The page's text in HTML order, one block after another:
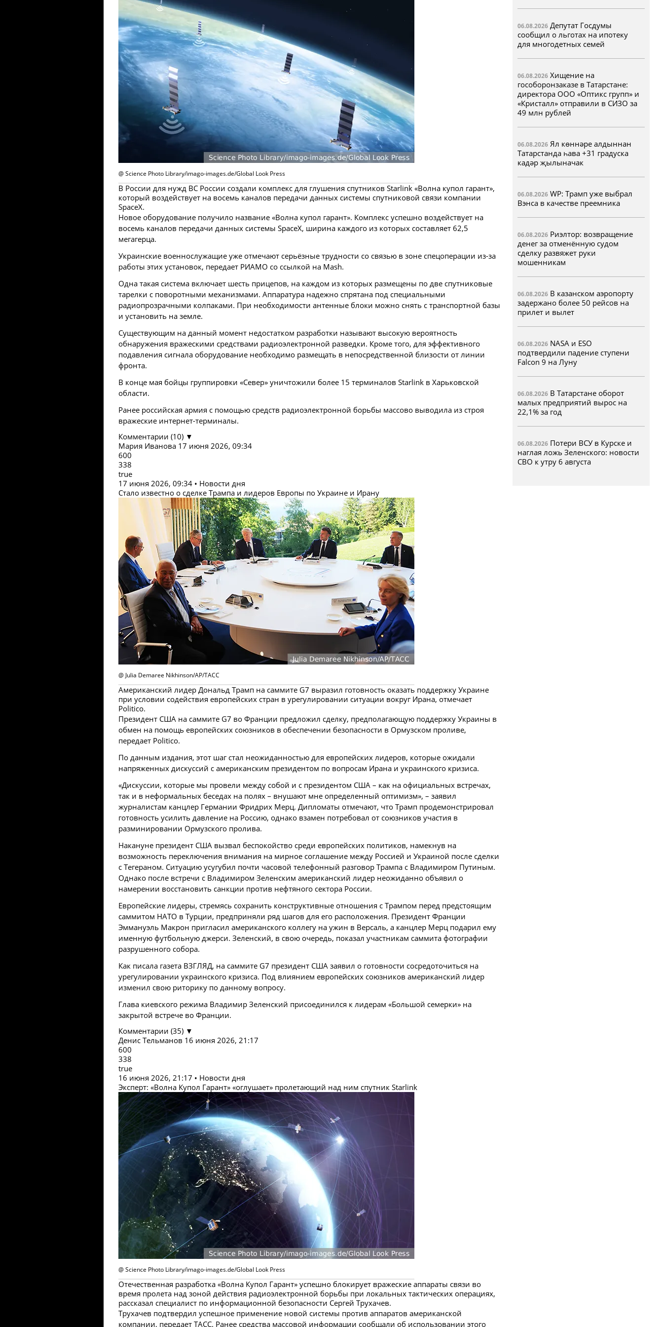
@ Science Photo Library/imago-images.de/Global Look Press
В России для нужд ВС России создали комплекс для глушения спутников Starlink «Волна купол гарант»,
который воздействует на восемь каналов передачи данных системы спутниковой связи компании
SpaceX.
Новое оборудование получило название «Волна купол гарант». Комплекс успешно воздействует на
восемь каналов передачи данных системы SpaceX, ширина каждого из которых составляет 62,5
мегагерца.
Украинские военнослужащие уже отмечают серьёзные трудности со связью в зоне спецоперации из-за
работы этих установок, передает РИАМО со ссылкой на Mash.
Одна такая система включает шесть прицепов, на каждом из которых размещены по две спутниковые
тарелки с поворотными механизмами. Аппаратура надежно спрятана под специальными
радиопрозрачными колпаками. При необходимости антенные блоки можно снять с транспортной базы
и установить на земле.
Существующим на данный момент недостатком разработки называют высокую вероятность
обнаружения вражескими средствами радиоэлектронной разведки. Кроме того, для эффективного
подавления сигнала оборудование необходимо размещать в непосредственной близости от линии
фронта.
В конце мая бойцы группировки «Север» уничтожили более 15 терминалов Starlink в Харьковской
области.
Ранее российская армия с помощью средств радиоэлектронной борьбы массово выводила из строя
вражеские интернет-терминалы.
Комментарии (10) ▼
Мария Иванова 17 июня 2026, 09:34
600
338
true
17 июня 2026, 09:34 • Новости дня
Стало известно о сделке Трампа и лидеров Европы по Украине и Ирану
@ Julia Demaree Nikhinson/AP/ТАСС
Американский лидер Дональд Трамп на саммите G7 выразил готовность оказать поддержку Украине
при условии содействия европейских стран в урегулировании ситуации вокруг Ирана, отмечает
Politico.
Президент США на саммите G7 во Франции предложил сделку, предполагающую поддержку Украины в
обмен на помощь европейских союзников в обеспечении безопасности в Ормузском проливе,
передает Politico.
По данным издания, этот шаг стал неожиданностью для европейских лидеров, которые ожидали
напряженных дискуссий с американским президентом по вопросам Ирана и украинского кризиса.
«Дискуссии, которые мы провели между собой и с президентом США – как на официальных встречах,
так и в неформальных беседах на полях – внушают мне определенный оптимизм», – заявил
журналистам канцлер Германии Фридрих Мерц. Дипломаты отмечают, что Трамп продемонстрировал
готовность усилить давление на Россию, однако взамен потребовал от союзников участия в
разминировании Ормузского пролива.
Накануне президент США вызвал беспокойство среди европейских политиков, намекнув на
возможность переключения внимания на мирное соглашение между Россией и Украиной после сделки
с Тегераном. Ситуацию усугубил почти часовой телефонный разговор Трампа с Владимиром Путиным.
Однако после встречи с Владимиром Зеленским американский лидер неожиданно объявил о
намерении восстановить санкции против нефтяного сектора России.
Европейские лидеры, стремясь сохранить конструктивные отношения с Трампом перед предстоящим
саммитом НАТО в Турции, предприняли ряд шагов для его расположения. Президент Франции
Эммануэль Макрон пригласил американского коллегу на ужин в Версаль, а канцлер Мерц подарил ему
именную футбольную джерси. Зеленский, в свою очередь, показал участникам саммита фотографии
разрушенного собора.
Как писала газета ВЗГЛЯД, на саммите G7 президент США заявил о готовности сосредоточиться на
урегулировании украинского кризиса. Под влиянием европейских союзников американский лидер
изменил свою риторику по данному вопросу.
Глава киевского режима Владимир Зеленский присоединился к лидерам «Большой семерки» на
закрытой встрече во Франции.
Комментарии (35) ▼
Денис Тельманов 16 июня 2026, 21:17
600
338
true
16 июня 2026, 21:17 • Новости дня
Эксперт: «Волна Купол Гарант» «оглушает» пролетающий над ним спутник Starlink
@ Science Photo Library/imago-images.de/Global Look Press
Отечественная разработка «Волна Купол Гарант» успешно блокирует вражеские аппараты связи во
время пролета над зоной действия радиоэлектронной борьбы при локальных тактических операциях,
рассказал специалист по информационной безопасности Сергей Трухачев.
Трухачев подтвердил успешное применение новой системы против аппаратов американской
компании, передает ТАСС. Ранее средства массовой информации сообщали об использовании этого
06.08.2026Депутат Госдумы
сообщил о льготах на ипотеку
для многодетных семей
06.08.2026Хищение на
гособоронзаказе в Татарстане:
директора ООО «Оптикс групп» и
«Кристалл» отправили в СИЗО за
49 млн рублей
06.08.2026Ял көннәре алдыннан
Татарстанда һава +31 градуска
кадәр җылыначак
06.08.2026WP: Трамп уже выбрал
Вэнса в качестве преемника
06.08.2026Риэлтор: возвращение
денег за отменённую судом
сделку развяжет руки
мошенникам
06.08.2026В казанском аэропорту
задержано более 50 рейсов на
прилет и вылет
06.08.2026NASA и ESO
подтвердили падение ступени
Falcon 9 на Луну
06.08.2026В Татарстане оборот
малых предприятий вырос на
22,1% за год
06.08.2026Потери ВСУ в Курске и
наглая ложь Зеленского: новости
СВО к утру 6 августа